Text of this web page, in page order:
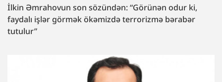
İlkin Əmrahovun son sözündən: “Görünən odur ki,
faydalı işlər görmək ökəmizdə terrorizmə bərabər
tutulur”